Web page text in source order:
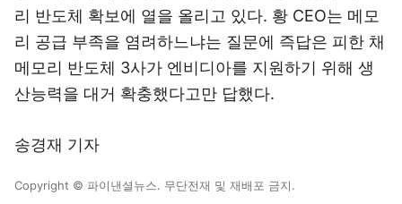
리 반도체 확보에 열을 올리고 있다. 황 CEO는 메모
리 공급 부족을 염려하느냐는 질문에 즉답은 피한 채
메모리 반도체 3사가 엔비디아를 지원하기 위해 생
산능력을 대거 확충했다고만 답했다.
송경재 기자
Copyright © 파이낸셜뉴스. 무단전재 및 재배포 금지.